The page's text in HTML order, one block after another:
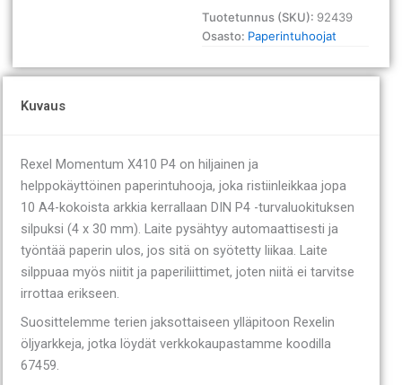
Tuotetunnus (SKU): 92439
Osasto: Paperintuhoojat
Kuvaus
Rexel Momentum X410 P4 on hiljainen ja
helppokäyttöinen paperintuhooja, joka ristiinleikkaa jopa
10 A4-kokoista arkkia kerrallaan DIN P4 -turvaluokituksen
silpuksi (4 x 30 mm). Laite pysähtyy automaattisesti ja
työntää paperin ulos, jos sitä on syötetty liikaa. Laite
silppuaa myös niitit ja paperiliittimet, joten niitä ei tarvitse
irrottaa erikseen.
Suosittelemme terien jaksottaiseen ylläpitoon Rexelin
öljyarkkeja, jotka löydät verkkokaupastamme koodilla
67459.